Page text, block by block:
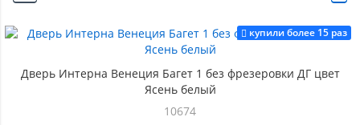
купили более 15 раз
Дверь Интерна Венеция Багет 1 без фрезеровки ДГ цвет
Ясень белый
10674